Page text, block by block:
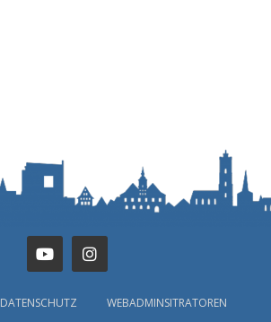
DATENSCHUTZ WEBADMINSITRATOREN